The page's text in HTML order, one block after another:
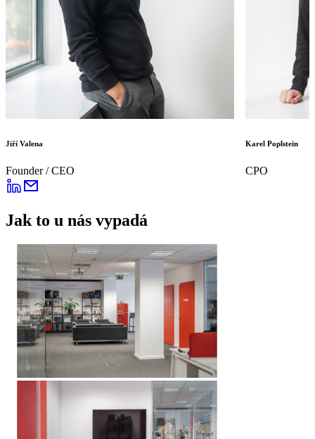
Jiří Valena
Founder / CEO
Karel Poplstein
CPO
Jak to u nás vypadá